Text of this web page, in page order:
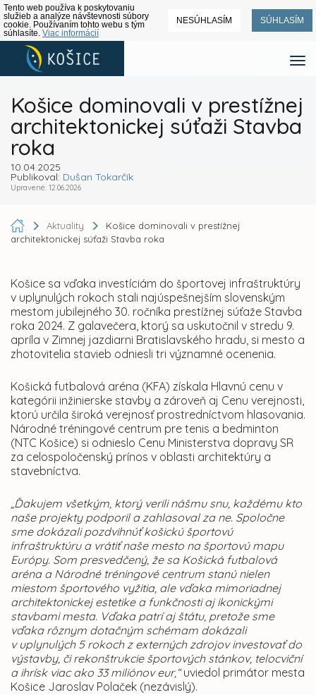
Tento web používa k poskytovaniu
služieb a analýze návštevnosti súbory
cookie. Používaním tohto webu s tým
súhlasíte. Viac informácií
NESÚHLASÍM SÚHLASÍM
Košice dominovali v prestížnej
architektonickej súťaži Stavba
roka
10.04.2025
Publikoval: Dušan Tokarčík
Upravené: 12.06.2026
Aktuality
Košice dominovali v prestížnej
architektonickej súťaži Stavba roka
Košice sa vďaka investíciám do športovej infraštruktúry
v uplynulých rokoch stali najúspešnejším slovenským
mestom jubilejného 30. ročníka prestížnej súťaže Stavba
roka 2024. Z galavečera, ktorý sa uskutočnil v stredu 9.
apríla v Zimnej jazdiarni Bratislavského hradu, si mesto a
zhotovitelia stavieb odniesli tri významné ocenenia.
Košická futbalová aréna (KFA) získala Hlavnú cenu v
kategórii inžinierske stavby a zároveň aj Cenu verejnosti,
ktorú určila široká verejnosť prostredníctvom hlasovania.
Národné tréningové centrum pre tenis a bedminton
(NTC Košice) si odnieslo Cenu Ministerstva dopravy SR
za celospoločenský prínos v oblasti architektúry a
stavebníctva.
„Ďakujem všetkým, ktorý verili nášmu snu, každému kto
naše projekty podporil a zahlasoval za ne. Spoločne
sme dokázali pozdvihnúť košickú športovú
infraštruktúru a vrátiť naše mesto na športovú mapu
Európy. Som presvedčený, že sa Košická futbalová
aréna a Národné tréningové centrum stanú nielen
miestom športového vyžitia, ale vďaka mimoriadnej
architektonickej estetike a funkčnosti aj ikonickými
stavbami mesta. Vďaka patrí aj štátu, pretože sme
vďaka rôznym dotačným schémam dokázali
v uplynulých 5 rokoch z externých zdrojov investovať do
výstavby, či rekonštrukcie športových stánkov, telocviční
a ihrísk viac ako 33 miliónov eur,“uviedol primátor mesta
Košice Jaroslav Polaček (nezávislý).